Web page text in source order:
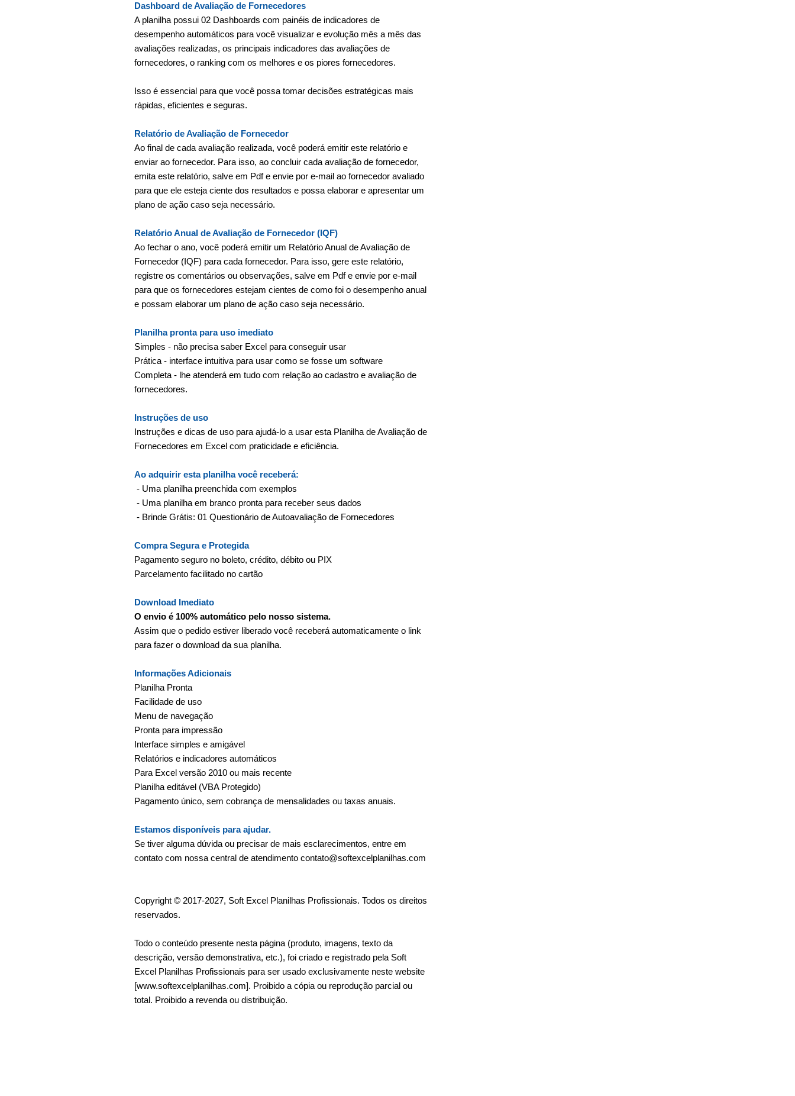
Dashboard de Avaliação de Fornecedores
A planilha possui 02 Dashboards com painéis de indicadores de
desempenho automáticos para você visualizar e evolução mês a mês das
avaliações realizadas, os principais indicadores das avaliações de
fornecedores, o ranking com os melhores e os piores fornecedores.
Isso é essencial para que você possa tomar decisões estratégicas mais
rápidas, eficientes e seguras.
Relatório de Avaliação de Fornecedor
Ao final de cada avaliação realizada, você poderá emitir este relatório e
enviar ao fornecedor. Para isso, ao concluir cada avaliação de fornecedor,
emita este relatório, salve em Pdf e envie por e-mail ao fornecedor avaliado
para que ele esteja ciente dos resultados e possa elaborar e apresentar um
plano de ação caso seja necessário.
Relatório Anual de Avaliação de Fornecedor (IQF)
Ao fechar o ano, você poderá emitir um Relatório Anual de Avaliação de
Fornecedor (IQF) para cada fornecedor. Para isso, gere este relatório,
registre os comentários ou observações, salve em Pdf e envie por e-mail
para que os fornecedores estejam cientes de como foi o desempenho anual
e possam elaborar um plano de ação caso seja necessário.
Planilha pronta para uso imediato
Simples - não precisa saber Excel para conseguir usar
Prática - interface intuitiva para usar como se fosse um software
Completa - lhe atenderá em tudo com relação ao cadastro e avaliação de
fornecedores.
Instruções de uso
Instruções e dicas de uso para ajudá-lo a usar esta Planilha de Avaliação de
Fornecedores em Excel com praticidade e eficiência.
Ao adquirir esta planilha você receberá:
- Uma planilha preenchida com exemplos
- Uma planilha em branco pronta para receber seus dados
- Brinde Grátis: 01 Questionário de Autoavaliação de Fornecedores
Compra Segura e Protegida
Pagamento seguro no boleto, crédito, débito ou PIX
Parcelamento facilitado no cartão
Download Imediato
O envio é 100% automático pelo nosso sistema.
Assim que o pedido estiver liberado você receberá automaticamente o link
para fazer o download da sua planilha.
Informações Adicionais
Planilha Pronta
Facilidade de uso
Menu de navegação
Pronta para impressão
Interface simples e amigável
Relatórios e indicadores automáticos
Para Excel versão 2010 ou mais recente
Planilha editável (VBA Protegido)
Pagamento único, sem cobrança de mensalidades ou taxas anuais.
Estamos disponíveis para ajudar.
Se tiver alguma dúvida ou precisar de mais esclarecimentos, entre em
contato com nossa central de atendimento contato@softexcelplanilhas.com
Copyright © 2017-2027, Soft Excel Planilhas Profissionais. Todos os direitos
reservados.
Todo o conteúdo presente nesta página (produto, imagens, texto da
descrição, versão demonstrativa, etc.), foi criado e registrado pela Soft
Excel Planilhas Profissionais para ser usado exclusivamente neste website
[www.softexcelplanilhas.com]. Proibido a cópia ou reprodução parcial ou
total. Proibido a revenda ou distribuição.